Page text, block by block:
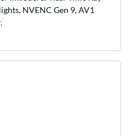
NVENC Gen 9, AV1